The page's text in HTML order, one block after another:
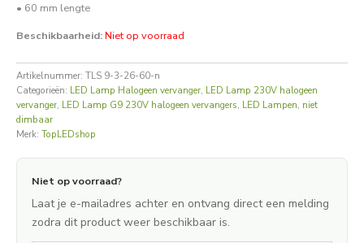
• 60 mm lengte
Beschikbaarheid:Niet op voorraad
Artikelnummer: TLS 9-3-26-60-n
Categorieën: LED Lamp Halogeen vervanger, LED Lamp 230V halogeen
vervanger, LED Lamp G9 230V halogeen vervangers, LED Lampen, niet
dimbaar
Merk: TopLEDshop
Niet op voorraad?
Laat je e-mailadres achter en ontvang direct een melding
zodra dit product weer beschikbaar is.